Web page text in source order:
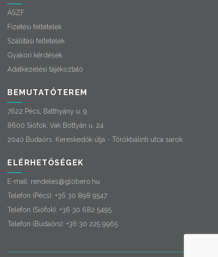
ÁSZF
Fizetési feltételek
Szállítási feltételek
Gyakori kérdések
Adatkezelési tájékoztató
BEMUTATÓTEREM
7622 Pécs, Batthyány u. 9.
8600 Siófok, Vak Bottyán u. 24.
2040 Budaörs, Kereskedők útja - Törökbálinti utca sarok
ELÉRHETŐSÉGEK
E-mail: rendeles@globero.hu
Telefon (Pécs): +36 30 898 9547
Telefon (Siófok): +36 30 682 5495
Telefon (Budaörs): +36 30 225 9965